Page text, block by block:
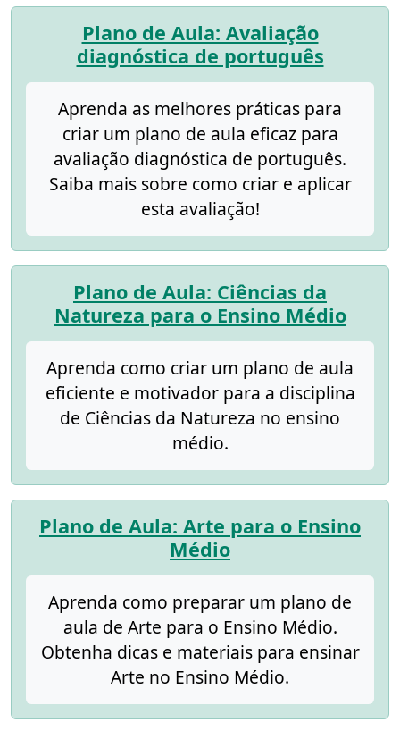
Plano de Aula: Avaliação
diagnóstica de português
Aprenda as melhores práticas para
criar um plano de aula eficaz para
avaliação diagnóstica de português.
Saiba mais sobre como criar e aplicar
esta avaliação!
Plano de Aula: Ciências da
Natureza para o Ensino Médio
Aprenda como criar um plano de aula
eficiente e motivador para a disciplina
de Ciências da Natureza no ensino
médio.
Plano de Aula: Arte para o Ensino
Médio
Aprenda como preparar um plano de
aula de Arte para o Ensino Médio.
Obtenha dicas e materiais para ensinar
Arte no Ensino Médio.